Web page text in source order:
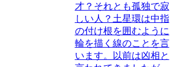
才？それとも孤独で寂
しい人？土星環は中指
の付け根を囲むように
輪を描く線のことを言
います。以前は凶相と